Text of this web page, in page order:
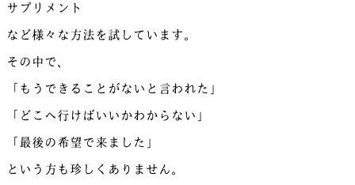
サプリメント
など様々な方法を試しています。
その中で、
「もうできることがないと言われた」
「どこへ行けばいいかわからない」
「最後の希望で来ました」
という方も珍しくありません。